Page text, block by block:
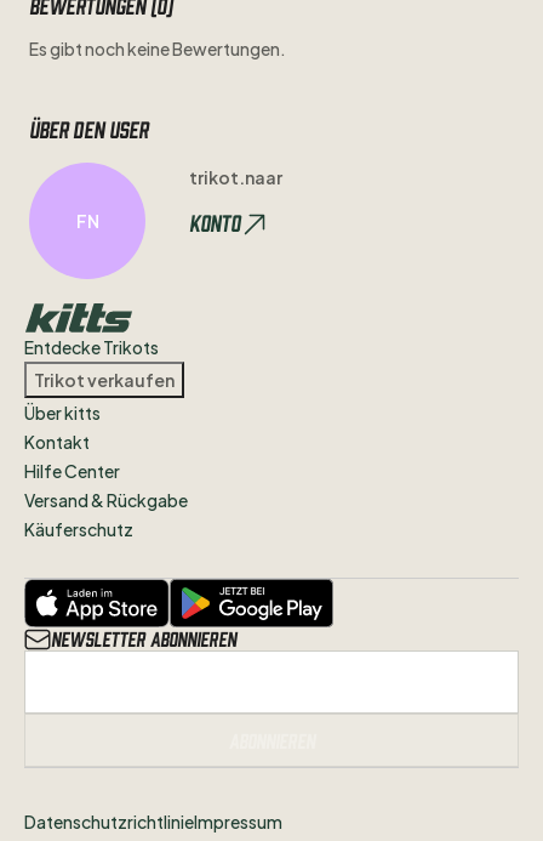
Es gibt noch keine Bewertungen.
Über den user
FN
trikot.naar
Konto
Entdecke Trikots
Trikot verkaufen
Über kitts
Kontakt
Hilfe Center
Versand & Rückgabe
Käuferschutz
Newsletter abonnieren
DatenschutzrichtlinieImpressum